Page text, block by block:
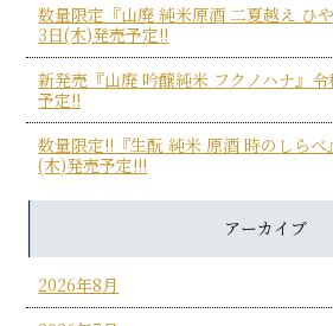
数量限定『山廃 純米原酒 二夏越え ひ
3日(木)発売予定!!
新発売『山廃 吟醸純米 フクノハナ』
予定!!
数量限定!!『生酛 純米 原酒 時のしら
(木)発売予定!!!
アーカイブ
2026年8月